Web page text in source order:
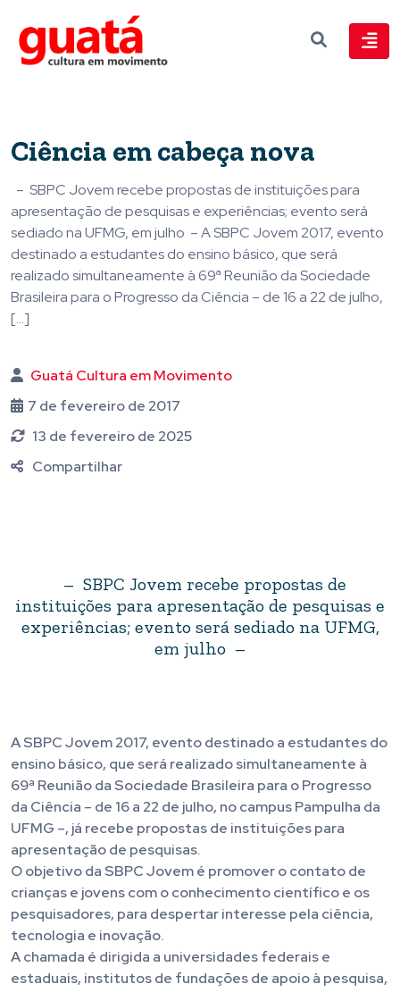
Ciência em cabeça nova
– SBPC Jovem recebe propostas de instituições para
apresentação de pesquisas e experiências; evento será
sediado na UFMG, em julho – A SBPC Jovem 2017, evento
destinado a estudantes do ensino básico, que será
realizado simultaneamente à 69ª Reunião da Sociedade
Brasileira para o Progresso da Ciência – de 16 a 22 de julho,
[…]
Guatá Cultura em Movimento
7 de fevereiro de 2017
13 de fevereiro de 2025
Compartilhar
– SBPC Jovem recebe propostas de
instituições para apresentação de pesquisas e
experiências; evento será sediado na UFMG,
em julho –
A SBPC Jovem 2017, evento destinado a estudantes do
ensino básico, que será realizado simultaneamente à
69ª Reunião da Sociedade Brasileira para o Progresso
da Ciência – de 16 a 22 de julho, no campus Pampulha da
UFMG –, já recebe propostas de instituições para
apresentação de pesquisas.
O objetivo da SBPC Jovem é promover o contato de
crianças e jovens com o conhecimento científico e os
pesquisadores, para despertar interesse pela ciência,
tecnologia e inovação.
A chamada é dirigida a universidades federais e
estaduais, institutos de fundações de apoio à pesquisa,